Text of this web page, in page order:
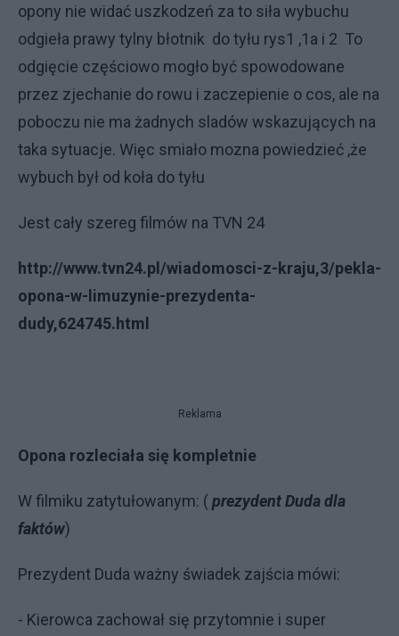
opony nie widać uszkodzeń za to siła wybuchu
odgieła prawy tylny błotnik do tyłu rys1 ,1a i 2 To
odgięcie częściowo mogło być spowodowane
przez zjechanie do rowu i zaczepienie o cos, ale na
poboczu nie ma żadnych sladów wskazujących na
taka sytuacje. Więc smiało mozna powiedzieć ,że
wybuch był od koła do tyłu
Jest cały szereg filmów na TVN 24
http://www.tvn24.pl/wiadomosci-z-kraju,3/pekla-
opona-w-limuzynie-prezydenta-
dudy,624745.html
Reklama
Opona rozleciała się kompletnie
W filmiku zatytułowanym: ( prezydent Duda dla
faktów)
Prezydent Duda ważny świadek zajścia mówi:
- Kierowca zachował się przytomnie i super